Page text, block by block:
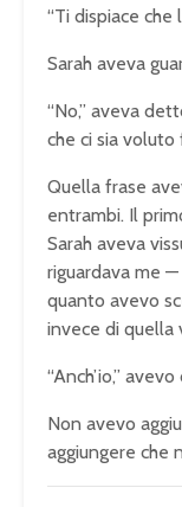
“Ti dispiace che
Sarah aveva
“No,” aveva
che ci sia voluto
Quella frase
entrambi. Il
Sarah aveva
riguardava me
quanto avevo
invece di quella
“Anch’io,”
Non avevo
aggiungere che